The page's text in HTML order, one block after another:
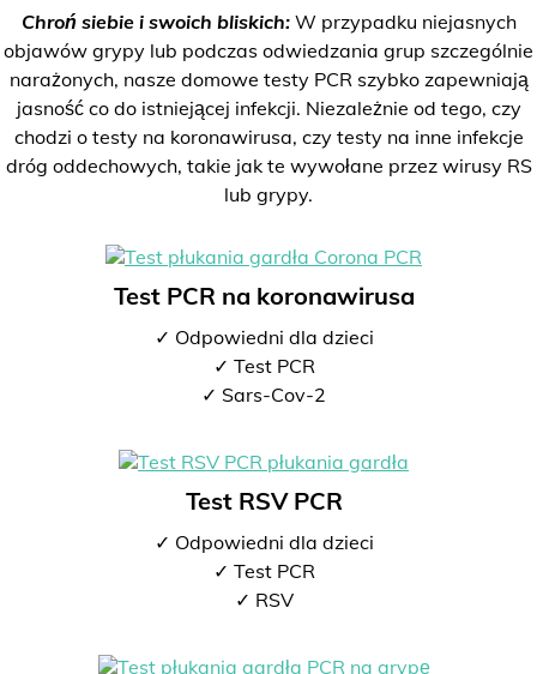
Chroń siebie i swoich bliskich:W przypadku niejasnych
objawów grypy lub podczas odwiedzania grup szczególnie
narażonych, nasze domowe testy PCR szybko zapewniają
jasność co do istniejącej infekcji. Niezależnie od tego, czy
chodzi o testy na koronawirusa, czy testy na inne infekcje
dróg oddechowych, takie jak te wywołane przez wirusy RS
lub grypy.
Test PCR na koronawirusa
✓ Odpowiedni dla dzieci
✓ Test PCR
✓ Sars-Cov-2
Test RSV PCR
✓ Odpowiedni dla dzieci
✓ Test PCR
✓ RSV